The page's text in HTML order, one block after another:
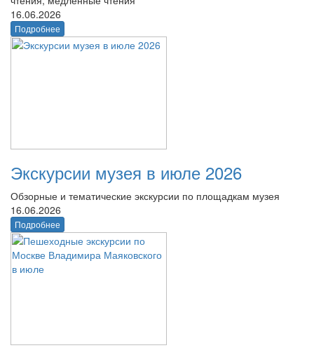
16.06.2026
Подробнее
Экскурсии музея в июле 2026
Обзорные и тематические экскурсии по площадкам музея
16.06.2026
Подробнее